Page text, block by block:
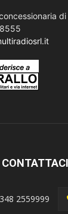
di
CONTATTACI
348 2559999